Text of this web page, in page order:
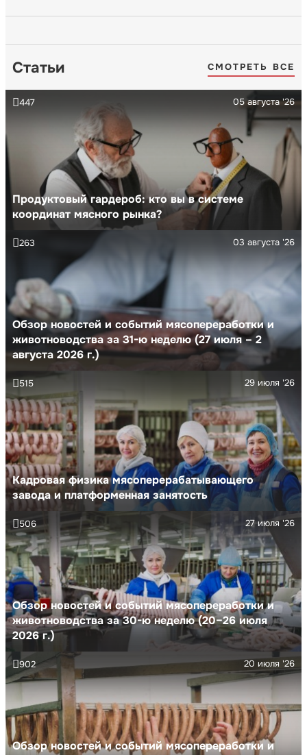
Статьи СМОТРЕТЬ ВСЕ
Продуктовый гардероб: кто вы в системе
координат мясного рынка?
05 августа '26
447
Обзор новостей и событий мясопереработки и
животноводства за 31-ю неделю (27 июля – 2
августа 2026 г.)
03 августа '26
263
Кадровая физика мясоперерабатывающего
завода и платформенная занятость
29 июля '26
515
Обзор новостей и событий мясопереработки и
животноводства за 30-ю неделю (20–26 июля
2026 г.)
27 июля '26
506
Обзор новостей и событий мясопереработки и
20 июля '26
902